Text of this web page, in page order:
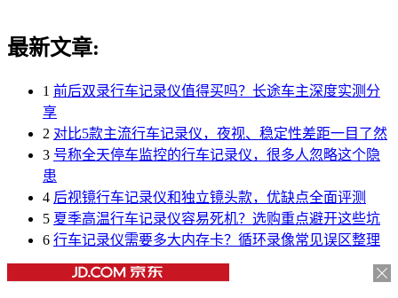
最新文章:
1 前后双录行车记录仪值得买吗？长途车主深度实测分
享
2 对比5款主流行车记录仪，夜视、稳定性差距一目了然
3 号称全天停车监控的行车记录仪，很多人忽略这个隐
患
4 后视镜行车记录仪和独立镜头款，优缺点全面评测
5 夏季高温行车记录仪容易死机？选购重点避开这些坑
6 行车记录仪需要多大内存卡？循环录像常见误区整理